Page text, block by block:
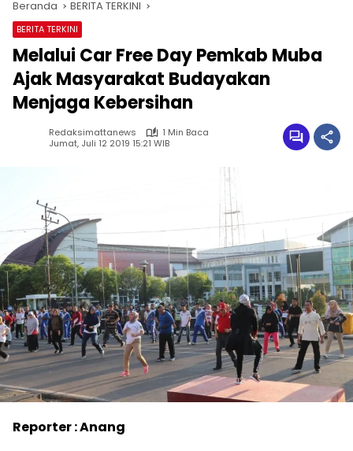
Beranda BERITA TERKINI
BERITA TERKINI
Melalui Car Free Day Pemkab Muba
Ajak Masyarakat Budayakan
Menjaga Kebersihan
Redaksimattanews
1 Min Baca
Jumat, Juli 12 2019 15:21 WIB
Reporter : Anang